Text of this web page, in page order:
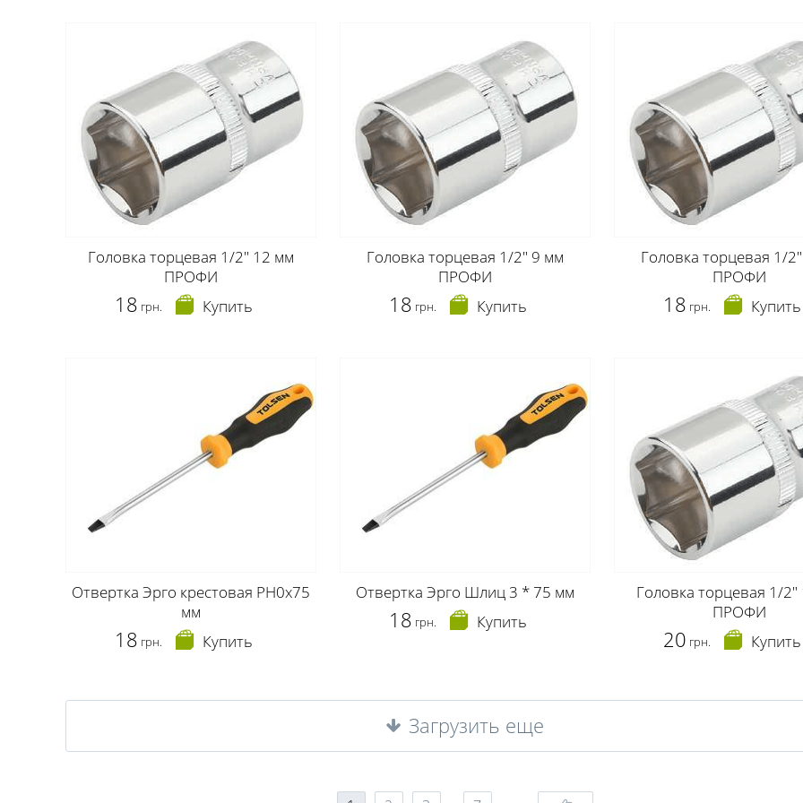
Головка торцевая 1/2" 12 мм
ПРОФИ
18 грн. Купить
Головка торцевая 1/2" 9 мм
ПРОФИ
18 грн. Купить
Головка торцевая 1/
ПРОФИ
18 грн. Купить
Отвертка Эрго крестовая РН0х75
мм
18 грн. Купить
Отвертка Эрго Шлиц 3 * 75 мм
18 грн. Купить
Головка торцевая 1/
ПРОФИ
20 грн. Купить
Загрузить еще